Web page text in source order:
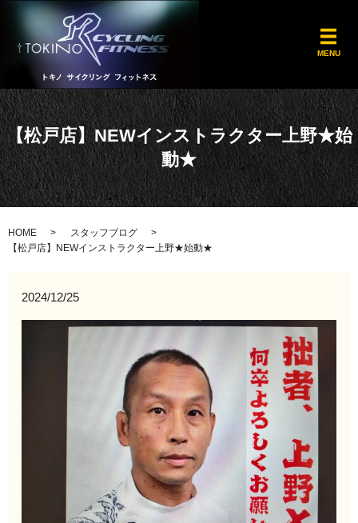
MENU
【松戸店】NEWインストラクター上野★始
動★
HOME
スタッフブログ
【松戸店】NEWインストラクター上野★始動★
2024/12/25